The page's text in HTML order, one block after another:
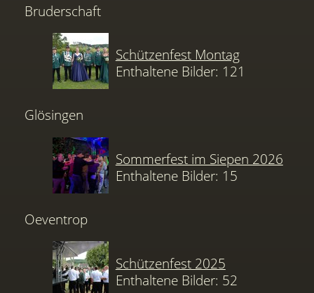
Bruderschaft
Schützenfest Montag
Enthaltene Bilder: 121
Glösingen
Sommerfest im Siepen 2026
Enthaltene Bilder: 15
Oeventrop
Schützenfest 2025
Enthaltene Bilder: 52